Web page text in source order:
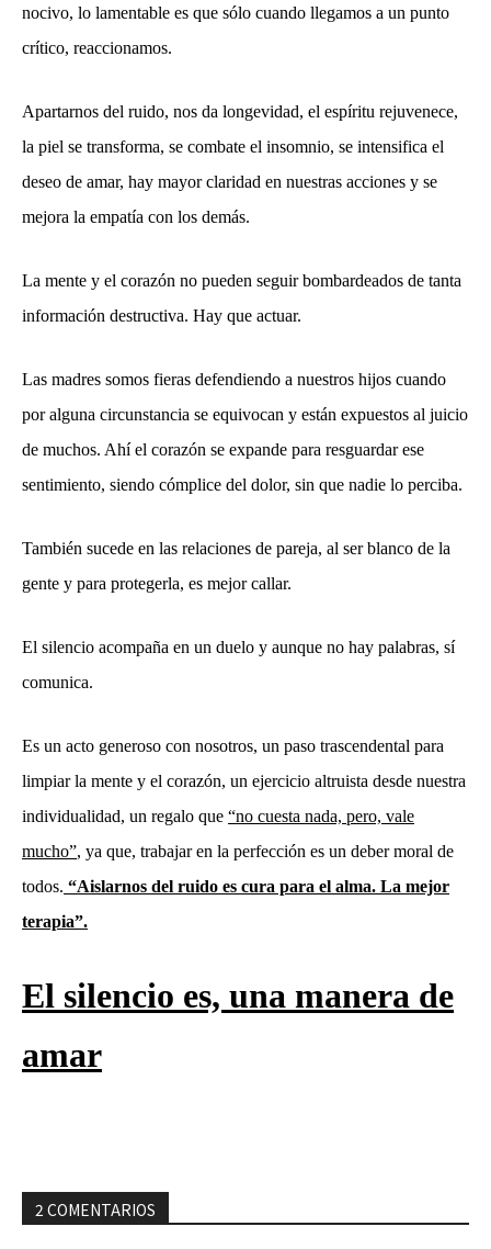
nocivo, lo lamentable es que sólo cuando llegamos a un punto
crítico, reaccionamos.
Apartarnos del ruido, nos da longevidad, el espíritu rejuvenece,
la piel se transforma, se combate el insomnio, se intensifica el
deseo de amar, hay mayor claridad en nuestras acciones y se
mejora la empatía con los demás.
La mente y el corazón no pueden seguir bombardeados de tanta
información destructiva. Hay que actuar.
Las madres somos fieras defendiendo a nuestros hijos cuando
por alguna circunstancia se equivocan y están expuestos al juicio
de muchos. Ahí el corazón se expande para resguardar ese
sentimiento, siendo cómplice del dolor, sin que nadie lo perciba.
También sucede en las relaciones de pareja, al ser blanco de la
gente y para protegerla, es mejor callar.
El silencio acompaña en un duelo y aunque no hay palabras, sí
comunica.
Es un acto generoso con nosotros, un paso trascendental para
limpiar la mente y el corazón, un ejercicio altruista desde nuestra
individualidad, un regalo que “no cuesta nada, pero, vale
mucho”, ya que, trabajar en la perfección es un deber moral de
todos. “Aislarnos del ruido es cura para el alma. La mejor
terapia”.
El silencio es, una manera de
amar
2 COMENTARIOS